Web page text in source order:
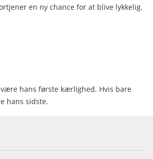
en ny chance for at blive lykkelig.
hans første kærlighed. Hvis bare
hans sidste.